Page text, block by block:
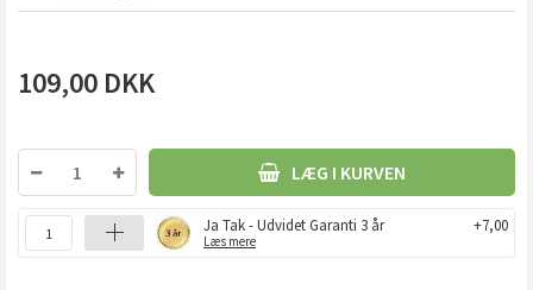
109,00 DKK
LÆG I KURVEN
Ja Tak - Udvidet Garanti 3 år
Læs mere
+7,00